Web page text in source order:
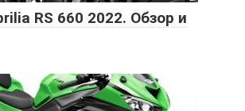
RS 660 2022. Обзор и